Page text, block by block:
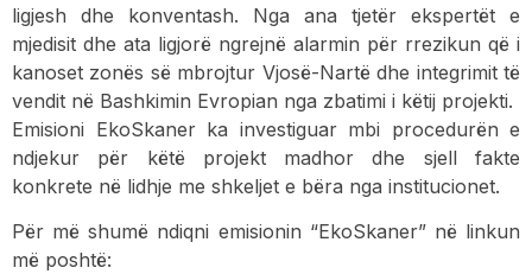
ligjesh dhe konventash. Nga ana tjetër ekspertët e
mjedisit dhe ata ligjorë ngrejnë alarmin për rrezikun që i
kanoset zonës së mbrojtur Vjosë-Nartë dhe integrimit të
vendit në Bashkimin Evropian nga zbatimi i këtij projekti.
Emisioni EkoSkaner ka investiguar mbi procedurën e
ndjekur për këtë projekt madhor dhe sjell fakte
konkrete në lidhje me shkeljet e bëra nga institucionet.
Për më shumë ndiqni emisionin “EkoSkaner” në linkun
më poshtë: